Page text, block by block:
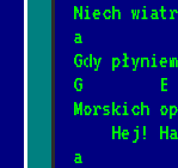
1/23/
*
2/10/
Niech
a
Gdy
G        E
Morskich
Hej!
a